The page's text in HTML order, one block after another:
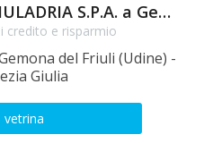
BANCA POPOLARE FRIULADRIA S.P.A. a Gemona del Friuli
credito e risparmio
del Friuli (Udine) -
Giulia
vetrina